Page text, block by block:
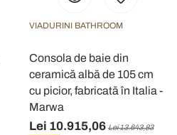
VIADURINI BATHROOM
Consola de baie din
ceramică albă de 105 cm
cu picior, fabricată în Italia -
Marwa
Lei 10.915,06 Lei 13.643,83